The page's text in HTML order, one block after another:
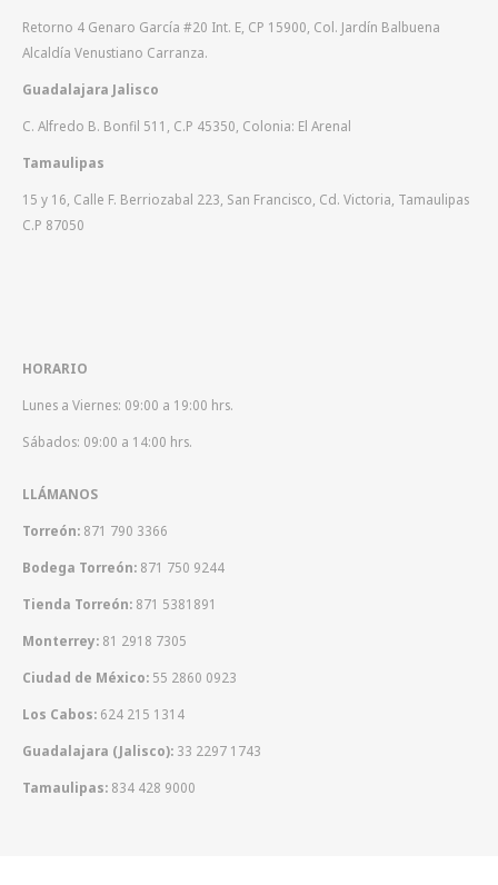
Retorno 4 Genaro García #20 Int. E, CP 15900, Col. Jardín Balbuena
Alcaldía Venustiano Carranza.
Guadalajara Jalisco
C. Alfredo B. Bonfil 511, C.P 45350, Colonia: El Arenal
Tamaulipas
15 y 16, Calle F. Berriozabal 223, San Francisco, Cd. Victoria, Tamaulipas
C.P 87050
HORARIO
Lunes a Viernes: 09:00 a 19:00 hrs.
Sábados: 09:00 a 14:00 hrs.
LLÁMANOS
Torreón: 871 790 3366
Bodega Torreón: 871 750 9244
Tienda Torreón: 871 5381891
Monterrey: 81 2918 7305
Ciudad de México: 55 2860 0923
Los Cabos: 624 215 1314
Guadalajara (Jalisco): 33 2297 1743
Tamaulipas: 834 428 9000